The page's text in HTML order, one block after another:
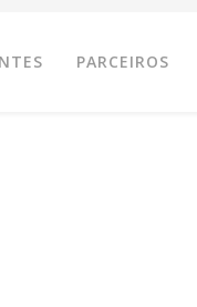
PARCEIROS